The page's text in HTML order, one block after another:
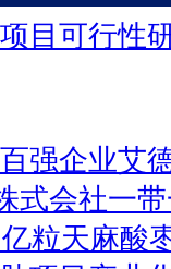
目可行性
强企业艾
式会社一
粒天麻酸